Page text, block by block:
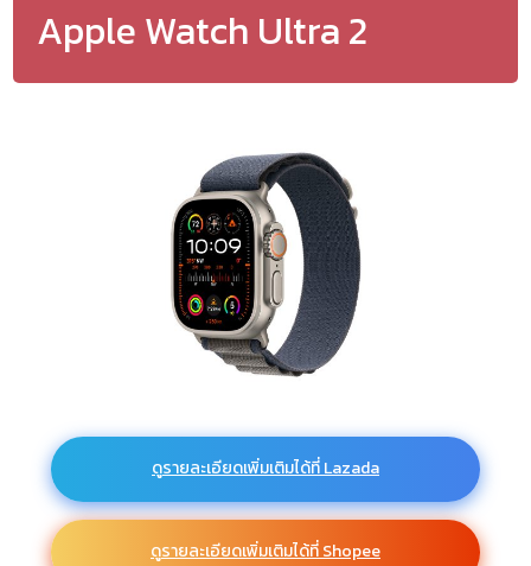
Apple Watch Ultra 2
ดูรายละเอียดเพิ่มเติมได้ที่ Lazada
ดูรายละเอียดเพิ่มเติมได้ที่ Shopee